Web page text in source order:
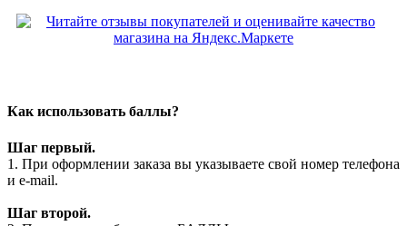
Как использовать баллы?
Шаг первый.
1. При оформлении заказа вы указываете свой номер телефона
и e-mail.
Шаг второй.